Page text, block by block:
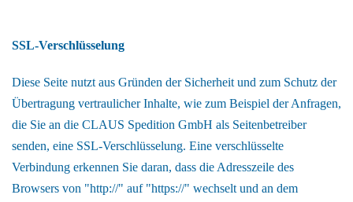
SSL-Verschlüsselung
Diese Seite nutzt aus Gründen der Sicherheit und zum Schutz der
Übertragung vertraulicher Inhalte, wie zum Beispiel der Anfragen,
die Sie an die CLAUS Spedition GmbH als Seitenbetreiber
senden, eine SSL-Verschlüsselung. Eine verschlüsselte
Verbindung erkennen Sie daran, dass die Adresszeile des
Browsers von "http://" auf "https://" wechselt und an dem